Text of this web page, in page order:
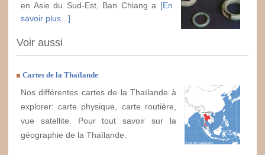
en Asie du Sud-Est, Ban Chiang a [En
savoir plus...]
Voir aussi
Cartes de la Thaïlande
Nos différentes cartes de la Thaïlande à
explorer: carte physique, carte routière,
vue satellite. Pour tout savoir sur la
géographie de la Thaïlande.